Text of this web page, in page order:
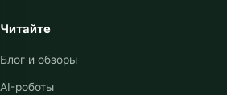
Читайте
Блог и обзоры
AI-роботы